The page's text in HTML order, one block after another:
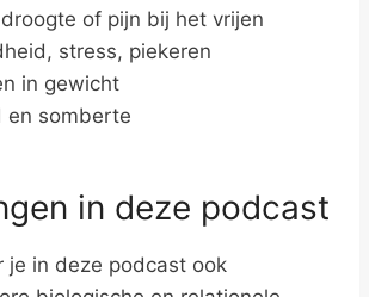
of pijn bij het vrijen
stress, piekeren
in gewicht
en somberte
in deze podcast
je in deze podcast ook